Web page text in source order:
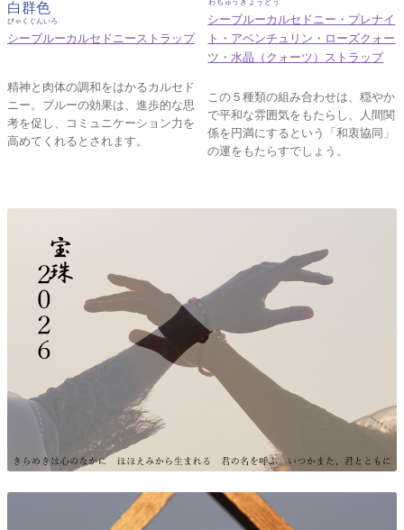
白群色
びゃくぐんいろ
シーブルーカルセドニーストラップ
精神と肉体の調和をはかるカルセド
ニー。ブルーの効果は、進歩的な思
考を促し、コミュニケーション力を
高めてくれるとされます。
シーブルーカルセドニー・プレナイ
ト・アベンチュリン・ローズクォー
ツ・水晶（クォーツ）ストラップ
この５種類の組み合わせは、穏やか
で平和な雰囲気をもたらし、人間関
係を円満にするという「和衷協同」
の運をもたらすでしょう。